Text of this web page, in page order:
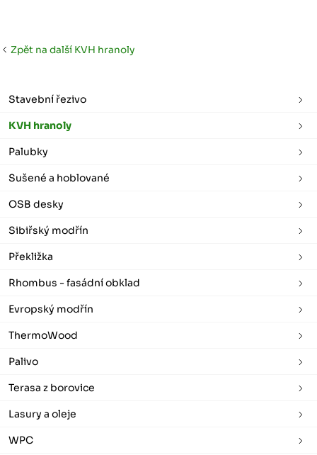
Zpět na další KVH hranoly
Stavební řezivo
KVH hranoly
Palubky
Sušené a hoblované
OSB desky
Sibiřský modřín
Překližka
Rhombus - fasádní obklad
Evropský modřín
ThermoWood
Palivo
Terasa z borovice
Lasury a oleje
WPC